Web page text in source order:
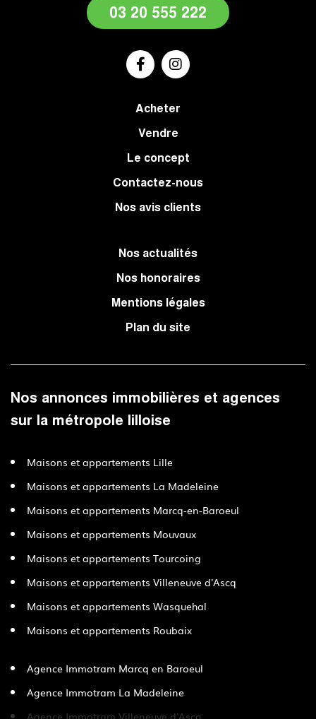
03 20 555 222
Acheter
Vendre
Le concept
Contactez-nous
Nos avis clients
Nos actualités
Nos honoraires
Mentions légales
Plan du site
Nos annonces immobilières et agences
sur la métropole lilloise
Maisons et appartements Lille
Maisons et appartements La Madeleine
Maisons et appartements Marcq-en-Baroeul
Maisons et appartements Mouvaux
Maisons et appartements Tourcoing
Maisons et appartements Villeneuve d'Ascq
Maisons et appartements Wasquehal
Maisons et appartements Roubaix
Agence Immotram Marcq en Baroeul
Agence Immotram La Madeleine